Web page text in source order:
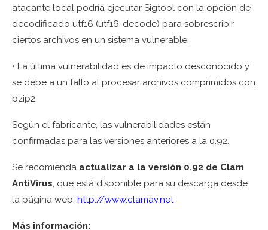
atacante local podría ejecutar Sigtool con la opción de
decodificado utf16 (utf16-decode) para sobrescribir
ciertos archivos en un sistema vulnerable.
• La última vulnerabilidad es de impacto desconocido y
se debe a un fallo al procesar archivos comprimidos con
bzip2.
Según el fabricante, las vulnerabilidades están
confirmadas para las versiones anteriores a la 0.92.
Se recomienda actualizar a la versión 0.92 de Clam
AntiVirus, que está disponible para su descarga desde
la página web: http://www.clamav.net
Más información: